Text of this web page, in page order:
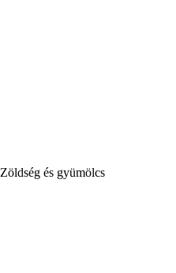
Zöldség és gyümölcs